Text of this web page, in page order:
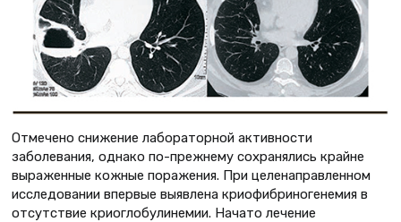
Отмечено снижение лабораторной активности
заболевания, однако по-прежнему сохранялись крайне
выраженные кожные поражения. При целенаправленном
исследовании впервые выявлена криофибриногенемия в
отсутствие криоглобулинемии. Начато лечение